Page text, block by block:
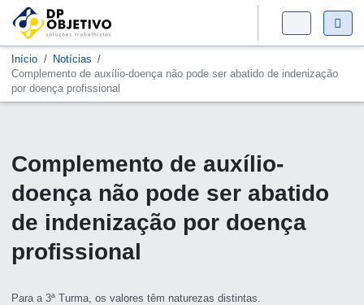
Início
Notícias
Complemento de auxílio-doença não pode ser abatido de indenização
por doença profissional
Complemento de auxílio-
doença não pode ser abatido
de indenização por doença
profissional
Para a 3ª Turma, os valores têm naturezas distintas.